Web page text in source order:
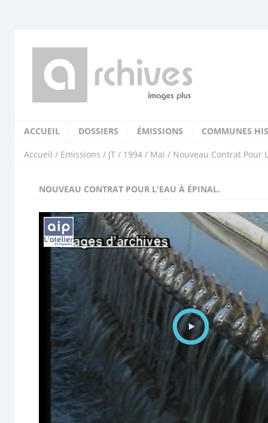
ACCUEIL DOSSIERS ÉMISSIONS COMMUNES
Accueil / Emissions / JT / 1994 / Mai / Nouveau Contrat Pour
NOUVEAU CONTRAT POUR L'EAU À ÉPINAL.